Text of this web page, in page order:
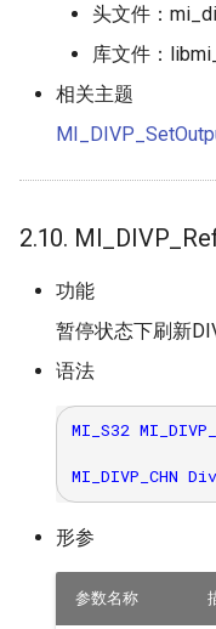
头文件：
库文件：
相关主题
2.10.
功能
暂停状态下刷新
语法
MI_S32
形参
参数名称